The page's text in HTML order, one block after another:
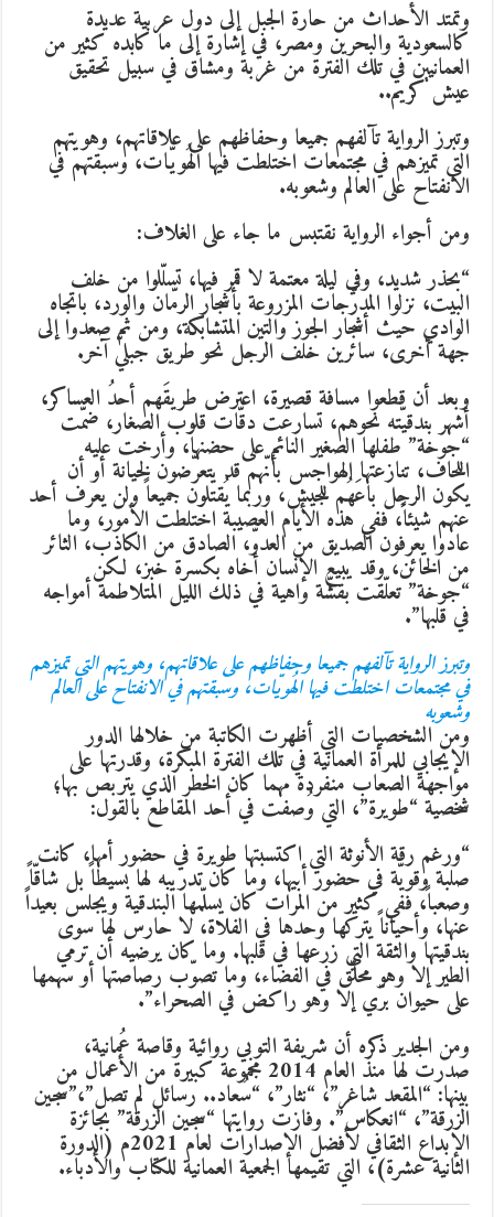
وتمتد الأحداث من حارة الجبل إلى دول عربية عديدة
كالسعودية والبحرين ومصر، في إشارة إلى ما كابده كثير من
العمانيين في تلك الفترة من غربة ومشاق في سبيل تحقيق
عيش كريم..
وتبرز الرواية تآلفهم جميعا وحفاظهم على علاقاتهم، وهويتهم
التي تميزهم في مجتمعات اختلطت فيها الهُويّات، وسبقتهم في
الانفتاح على العالم وشعوبه.
ومن أجواء الرواية نقتبس ما جاء على الغلاف:
“بحذر شديد، وفي ليلة معتمة لا قمر فيها، تسلّلوا من خلف
البيت، نزلوا المدرّجات المزروعة بأشجار الرمّان والورد، باتجاه
الوادي حيث أشجار الجوز والتين المتشابكة، ومن ثم صعدوا إلى
جهة أخرى، سائرين خلف الرجل نحو طريق جبليّ آخر.
وبعد أن قطعوا مسافة قصيرة، اعترض طريقَهم أحدُ العساكر،
أشهر بندقيّته نحوهم، تسارعت دقّات قلوب الصغار، ضمّت
“جوخة” طفلها الصغير النائم على حضنها، وأرخت عليه
اللحاف، تنازعتها الهواجس بأنّهم قد يتعرّضون لخيانة أو أن
يكون الرجل باعَهُم للجيش، وربما يُقتلون جميعاً ولن يعرف أحد
عنهم شيئاً، ففي هذه الأيام العصيبة اختلطت الأمور، وما
عادوا يعرفون الصديق من العدوّ، الصادق من الكاذب، الثائر
من الخائن، وقد يبيع الإنسان أخاه بكسرة خبز، لكن
“جوخة” تعلّقت بقشّة واهية في ذلك الليل المتلاطمة أمواجه
في قلبها”.
وتبرز الرواية تآلفهم جميعا وحفاظهم على علاقاتهم، وهويتهم التي تميزهم
في مجتمعات اختلطت فيها الهُويّات، وسبقتهم في الانفتاح على العالم
وشعوبه
ومن الشخصيات التي أظهرت الكاتبة من خلالها الدور
الإيجابي للمرأة العمانية في تلك الفترة المبكرة، وقدرتها على
مواجهة الصعاب منفردة مهما كان الخطر الذي يتربص بها؛
شخصية “طويرة”، التي وُصفت في أحد المقاطع بالقول:
“ورغم رقة الأنوثة التي اكتسبتها طويرة في حضور أمها، كانت
صلبة وقويّة في حضور أبيها، وما كان تدريبه لها بسيطاً بل شاقّاً
وصعباً، ففي كثير من المرات كان يسلّمها البندقية ويجلس بعيداً
عنها، وأحياناً يتركها وحدها في الفلاة، لا حارس لها سوى
بندقيتها والثقة التي زرعها في قلبها. وما كان يرضيه أن ترمي
الطير إلا وهو محلّق في الفضاء، وما تصوّب رصاصتها أو سهمها
على حيوان برّي إلا وهو راكض في الصحراء”.
ومن الجدير ذكره أن شريفة التوبي روائية وقاصة عُمانية،
صدرت لها منذ العام 2014 مجموعة كبيرة من الأعمال من
بينها: “المقعد شاغر”، “نثار”، “سُعاد.. رسائل لم تصل”،”سجين
الزرقة”، “انعكاس”. وفازت روايتها “سجين الزرقة” بجائزة
الإبداع الثقافي لأفضل الإصدارات لعام 2021م (الدورة
الثانية عشرة)، التي تقيمها الجمعية العمانية للكتاب والأدباء.